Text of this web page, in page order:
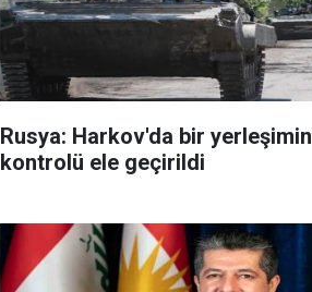
Rusya: Harkov'da bir yerleşimin
kontrolü ele geçirildi